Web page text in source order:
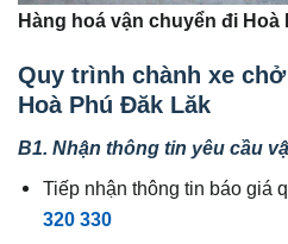
Hàng hoá vận chuyển đi Hoà
Quy trình chành xe
Hoà Phú Đăk Lăk
B1. Nhận thông tin yêu cầu
Tiếp nhận thông tin báo giá
320 330